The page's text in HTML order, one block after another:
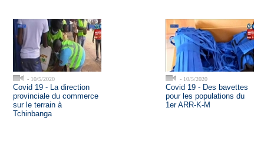
- 10/5/2020
Covid 19 - La direction
provinciale du commerce
sur le terrain à
Tchinbanga
- 10/5/2020
Covid 19 - Des bavettes
pour les populations du
1er ARR-K-M